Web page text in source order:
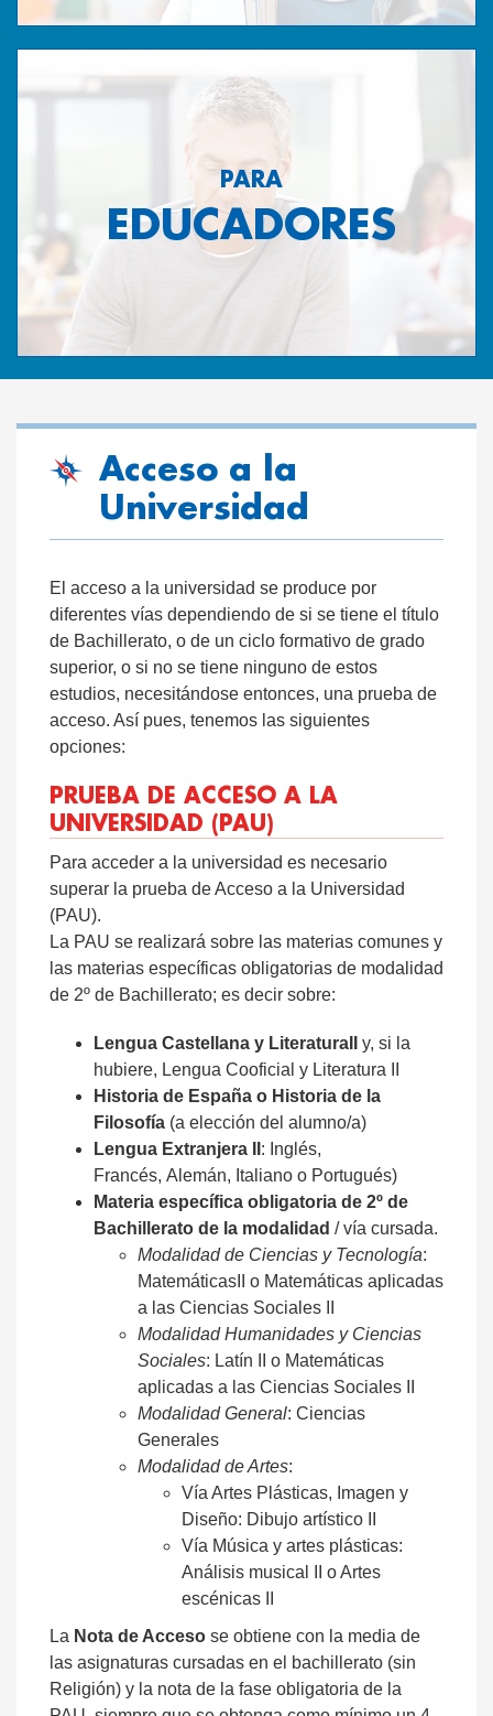
PARA
EDUCADORES
Acceso a la
Universidad
El acceso a la universidad se produce por
diferentes vías dependiendo de si se tiene el título
de Bachillerato, o de un ciclo formativo de grado
superior, o si no se tiene ninguno de estos
estudios, necesitándose entonces, una prueba de
acceso. Así pues, tenemos las siguientes
opciones:
PRUEBA DE ACCESO A LA
UNIVERSIDAD (PAU)
Para acceder a la universidad es necesario
superar la prueba de Acceso a la Universidad
(PAU).
La PAU se realizará sobre las materias comunes y
las materias específicas obligatorias de modalidad
de 2º de Bachillerato; es decir sobre:
Lengua Castellana y LiteraturaII
y, si la
hubiere, Lengua Cooficial y Literatura II
Historia de España o Historia de la
Filosofía (a elección del alumno/a)
Lengua Extranjera II : Inglés,
Francés, Alemán, Italiano o Portugués)
Materia específica obligatoria de 2º de
Bachillerato de la modalidad / vía cursada.
Modalidad de Ciencias y Tecnología:
MatemáticasII o Matemáticas aplicadas
a las Ciencias Sociales II
Modalidad Humanidades y Ciencias
Sociales: Latín II o Matemáticas
aplicadas a las Ciencias Sociales II
Modalidad General: Ciencias
Generales
Modalidad de Artes:
Vía Artes Plásticas, Imagen y
Diseño: Dibujo artístico II
Vía Música y artes plásticas:
Análisis musical II o Artes
escénicas II
La Nota de Acceso se obtiene con la media de
las asignaturas cursadas en el bachillerato (sin
Religión) y la nota de la fase obligatoria de la